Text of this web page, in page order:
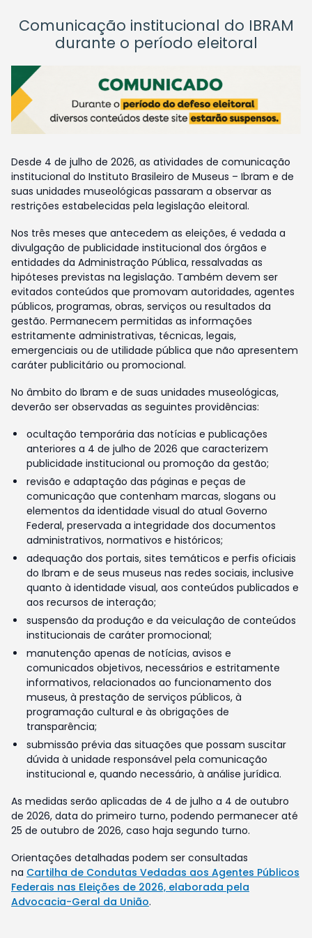
Comunicação institucional do IBRAM
durante o período eleitoral
Desde 4 de julho de 2026, as atividades de comunicação
institucional do Instituto Brasileiro de Museus – Ibram e de
suas unidades museológicas passaram a observar as
restrições estabelecidas pela legislação eleitoral.
Nos três meses que antecedem as eleições, é vedada a
divulgação de publicidade institucional dos órgãos e
entidades da Administração Pública, ressalvadas as
hipóteses previstas na legislação. Também devem ser
evitados conteúdos que promovam autoridades, agentes
públicos, programas, obras, serviços ou resultados da
gestão. Permanecem permitidas as informações
estritamente administrativas, técnicas, legais,
emergenciais ou de utilidade pública que não apresentem
caráter publicitário ou promocional.
No âmbito do Ibram e de suas unidades museológicas,
deverão ser observadas as seguintes providências:
ocultação temporária das notícias e publicações
anteriores a 4 de julho de 2026 que caracterizem
publicidade institucional ou promoção da gestão;
revisão e adaptação das páginas e peças de
comunicação que contenham marcas, slogans ou
elementos da identidade visual do atual Governo
Federal, preservada a integridade dos documentos
administrativos, normativos e históricos;
adequação dos portais, sites temáticos e perfis oficiais
do Ibram e de seus museus nas redes sociais, inclusive
quanto à identidade visual, aos conteúdos publicados e
aos recursos de interação;
suspensão da produção e da veiculação de conteúdos
institucionais de caráter promocional;
manutenção apenas de notícias, avisos e
comunicados objetivos, necessários e estritamente
informativos, relacionados ao funcionamento dos
museus, à prestação de serviços públicos, à
programação cultural e às obrigações de
transparência;
submissão prévia das situações que possam suscitar
dúvida à unidade responsável pela comunicação
institucional e, quando necessário, à análise jurídica.
As medidas serão aplicadas de 4 de julho a 4 de outubro
de 2026, data do primeiro turno, podendo permanecer até
25 de outubro de 2026, caso haja segundo turno.
Orientações detalhadas podem ser consultadas
na Cartilha de Condutas Vedadas aos Agentes Públicos
Federais nas Eleições de 2026, elaborada pela
Advocacia-Geral da União.